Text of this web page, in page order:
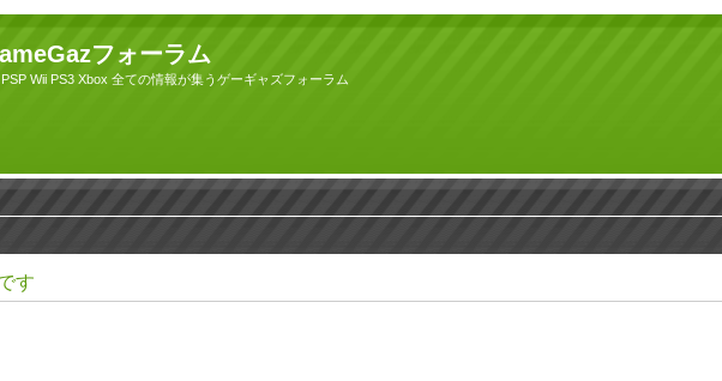
フォーラム
Wii PS3 Xbox 全ての情報が集うゲーギャズフォーラム
す